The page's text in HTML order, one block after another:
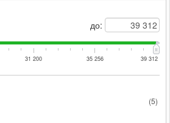
до:
31 200 35 256 39 312
(5)